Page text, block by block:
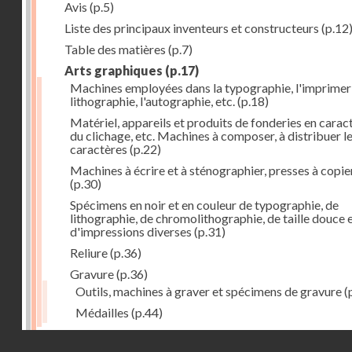
Avis (p.5)
Liste des principaux inventeurs et constructeurs (p.12)
Table des matières (p.7)
Arts graphiques (p.17)
Machines employées dans la typographie,
lithographie, l'autographie, etc. (p.18)
Matériel, appareils et produits de fonderies en
du clichage, etc. Machines à composer, à distribuer
caractères (p.22)
Machines à écrire et à sténographier, presses à
(p.30)
Spécimens en noir et en couleur de typographie, de
lithographie, de chromolithographie, de taille douce
d'impressions diverses (p.31)
Reliure(p.36)
Gravure(p.36)
Outils, machines à graver et spécimens de gravure
Médailles (p.44)